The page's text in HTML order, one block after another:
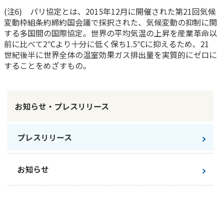
(注6) パリ協定とは、2015年12月に開催された第21回気候
変動枠組条約締約国会議で採択された、気候変動の抑制に関
する多国間の国際協定。世界の平均気温の上昇を産業革命以
前に比べて2℃より十分に低く保ち1.5℃に抑えるため、21
世紀後半に世界全体の温室効果ガス排出量を実質的にゼロに
することをめざすもの。
お知らせ・プレスリリース
プレスリリース
お知らせ